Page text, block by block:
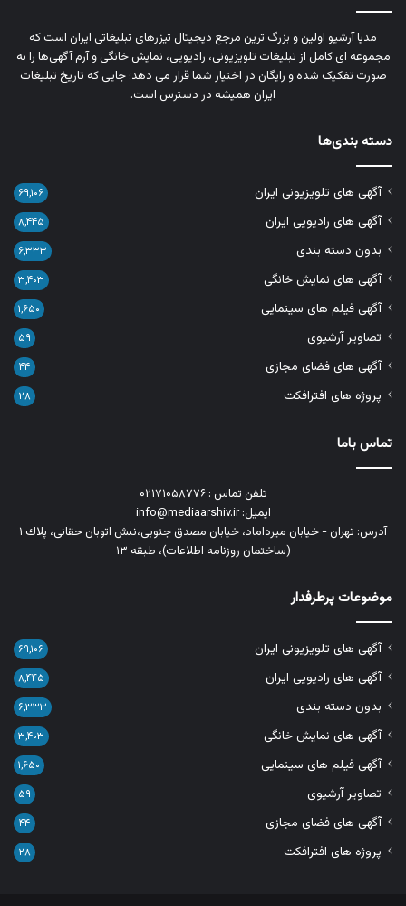
مدیا آرشیو اولین و بزرگ‌ ترین مرجع دیجیتال تیزرهای تبلیغاتی ایران است که
مجموعه‌ ای کامل از تبلیغات تلویزیونی، رادیویی، نمایش خانگی و آرم‌ آگهی‌ها را به‌
صورت تفکیک‌ شده و رایگان در اختیار شما قرار می‌ دهد؛ جایی که تاریخ تبلیغات
ایران همیشه در دسترس است.
دسته بندی‌ها
آگهی های تلویزیونی ایران ۶۹,۱۰۶
آگهی های رادیویی ایران ۸,۴۴۵
بدون دسته بندی ۶,۳۳۳
آگهی های نمایش خانگی ۳,۴۰۳
آگهی فیلم های سینمایی ۱,۶۵۰
تصاویر آرشیوی ۵۹
آگهی های فضای مجازی ۴۴
پروژه های افترافکت ۲۸
تماس باما
تلفن تماس : ۰۲۱۷۱۰۵۸۷۷۶
ایمیل: info@mediaarshiv.ir
آدرس: تهران - خیابان میرداماد، خیابان مصدق جنوبی،نبش اتوبان حقانی، پلاك ١
(ساختمان روزنامه اطلاعات)، طبقه ۱۳
موضوعات پرطرفدار
آگهی های تلویزیونی ایران ۶۹,۱۰۶
آگهی های رادیویی ایران ۸,۴۴۵
بدون دسته بندی ۶,۳۳۳
آگهی های نمایش خانگی ۳,۴۰۳
آگهی فیلم های سینمایی ۱,۶۵۰
تصاویر آرشیوی ۵۹
آگهی های فضای مجازی ۴۴
پروژه های افترافکت ۲۸